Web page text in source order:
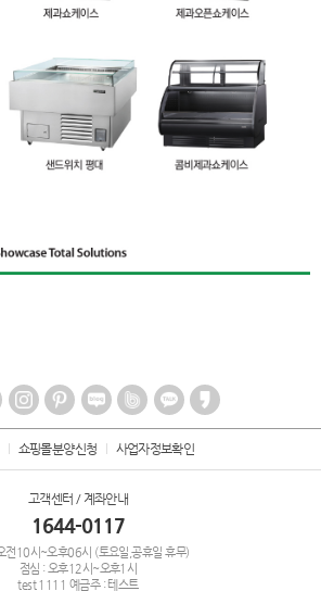
쇼핑몰분양신청 사업자정보확인
고객센터 / 계좌안내
1644-0117
전10시~오후06시 (토요일,공휴일 휴무)
점심 : 오후12시~오후1시
test1111 예금주 : 테스트